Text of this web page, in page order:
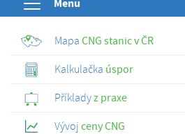
Menu
Mapa CNG stanic v ČR
Kalkulačka úspor
Příkladyz praxe
Vývoj ceny CNG